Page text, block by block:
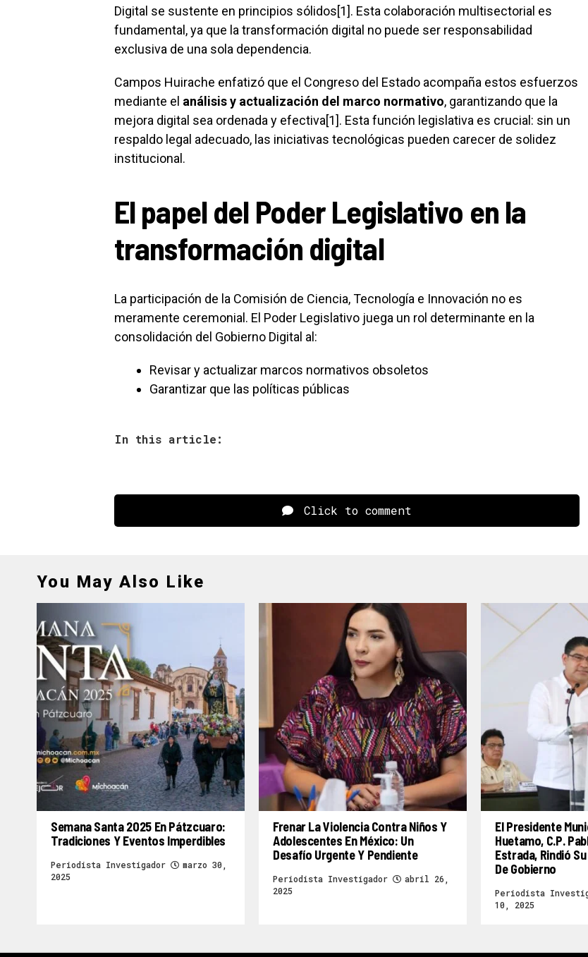
Digital se sustente en principios sólidos[1]. Esta colaboración multisectorial es
fundamental, ya que la transformación digital no puede ser responsabilidad
exclusiva de una sola dependencia.
Campos Huirache enfatizó que el Congreso del Estado acompaña estos esfuerzos
mediante el análisis y actualización del marco normativo, garantizando que la
mejora digital sea ordenada y efectiva[1]. Esta función legislativa es crucial: sin un
respaldo legal adecuado, las iniciativas tecnológicas pueden carecer de solidez
institucional.
El papel del Poder Legislativo en la
transformación digital
La participación de la Comisión de Ciencia, Tecnología e Innovación no es
meramente ceremonial. El Poder Legislativo juega un rol determinante en la
consolidación del Gobierno Digital al:
Revisar y actualizar marcos normativos obsoletos
Garantizar que las políticas públicas
In this article:
Click to comment
You May Also Like
Semana Santa 2025 En Pátzcuaro:
Tradiciones Y Eventos Imperdibles
Periodista Investigador
marzo 30,
2025
Frenar La Violencia Contra Niños Y
Adolescentes En México: Un
Desafío Urgente Y Pendiente
Periodista Investigador
abril 26,
2025
El Presidente
Huetamo, C.P.
Estrada, Rindió
De Gobierno
Periodista
10, 2025